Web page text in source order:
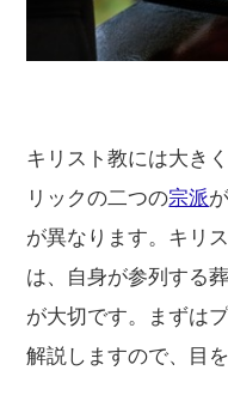
キリスト教には大き
リックの二つの宗派
が異なります。キリ
は、自身が参列する
が大切です。まずは
解説しますので、目